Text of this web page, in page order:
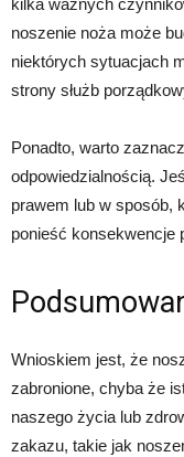
kilka ważnych
noszenie noża może
niektórych sytuacjach
strony służb
Ponadto, warto
odpowiedzialnością.
prawem lub w sposób,
ponieść konsekwencje
Wnioskiem jest, że
zabronione, chyba że
naszego życia lub
zakazu, takie jak